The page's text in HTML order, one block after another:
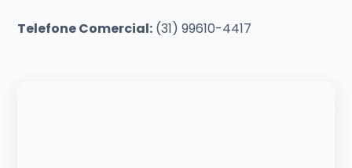
Telefone Comercial: (31) 99610-4417